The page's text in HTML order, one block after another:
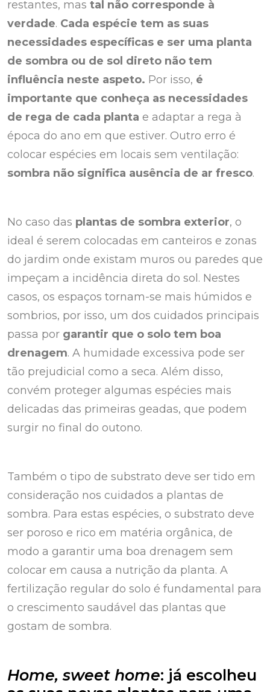
restantes, mas tal não corresponde à
verdade. Cada espécie tem as suas
necessidades específicas e ser uma planta
de sombra ou de sol direto não tem
influência neste aspeto. Por isso, é
importante que conheça as necessidades
de rega de cada planta e adaptar a rega à
época do ano em que estiver. Outro erro é
colocar espécies em locais sem ventilação:
sombra não significa ausência de ar fresco.
No caso das plantas de sombra exterior, o
ideal é serem colocadas em canteiros e zonas
do jardim onde existam muros ou paredes que
impeçam a incidência direta do sol. Nestes
casos, os espaços tornam-se mais húmidos e
sombrios, por isso, um dos cuidados principais
passa por garantir que o solo tem boa
drenagem. A humidade excessiva pode ser
tão prejudicial como a seca. Além disso,
convém proteger algumas espécies mais
delicadas das primeiras geadas, que podem
surgir no final do outono.
Também o tipo de substrato deve ser tido em
consideração nos cuidados a plantas de
sombra. Para estas espécies, o substrato deve
ser poroso e rico em matéria orgânica, de
modo a garantir uma boa drenagem sem
colocar em causa a nutrição da planta. A
fertilização regular do solo é fundamental para
o crescimento saudável das plantas que
gostam de sombra.
Home, sweet home: já escolheu